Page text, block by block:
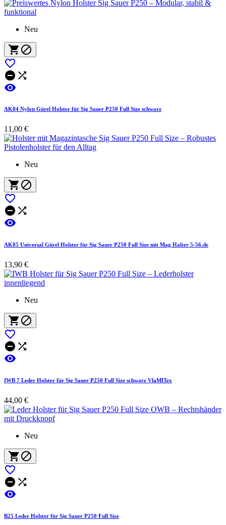
Neu
 

 

AK04 Nylon Gürel Holster für Sig Sauer P250 Full Size schwarz
11,00 €
Neu
 

 

AK05 Universal Gürel Holster für Sig Sauer P250 Full Size mit Mag Halter 5-56.de
13,90 €
Neu
 

 

IWB 7 Leder Holster für Sig Sauer P250 Full Size schwarz VlaMITex
44,00 €
Neu
 

 

B25 Leder Holster für Sig Sauer P250 Full Size